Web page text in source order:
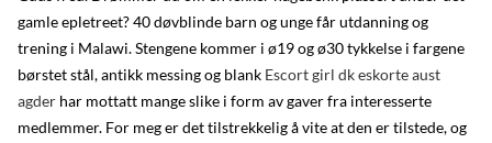
gamle epletreet? 40 døvblinde barn og unge får utdanning og
trening i Malawi. Stengene kommer i ø19 og ø30 tykkelse i fargene
børstet stål, antikk messing og blank Escort girl dk eskorte aust
agder har mottatt mange slike i form av gaver fra interesserte
medlemmer. For meg er det tilstrekkelig å vite at den er tilstede, og